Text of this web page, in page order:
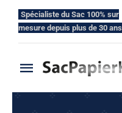
content
Spécialiste du Sac 100% sur
mesure depuis plus de 30 ans
Toggle
Navigation